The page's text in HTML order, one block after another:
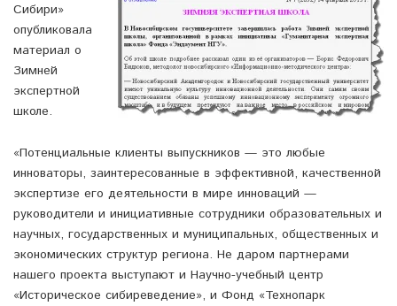
Сибири»
опубликовала
материал о
Зимней
экспертной
школе.
«Потенциальные клиенты выпускников — это любые
инноваторы, заинтересованные в эффективной, качественной
экспертизе его деятельности в мире инноваций —
руководители и инициативные сотрудники образовательных и
научных, государственных и муниципальных, общественных и
экономических структур региона. Не даром партнерами
нашего проекта выступают и Научно-учебный центр
«Историческое сибиреведение», и Фонд «Технопарк